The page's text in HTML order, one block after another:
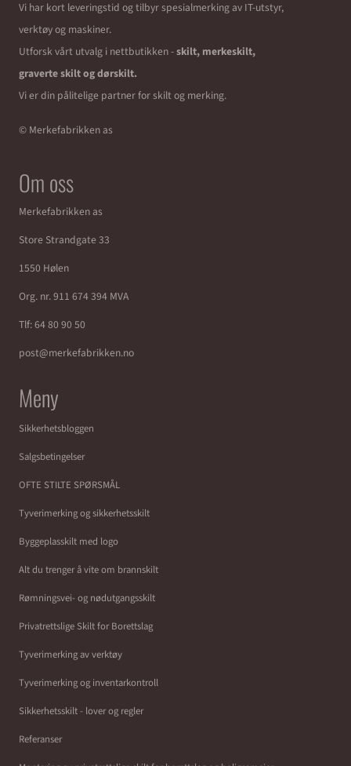
Vi har kort leveringstid og tilbyr spesialmerking av IT-utstyr,
verktøy og maskiner.
Utforsk vårt utvalg i nettbutikken -skilt, merkeskilt,
graverte skilt og dørskilt.
Vi er din pålitelige partner for skilt og merking.
© Merkefabrikken as
Om oss
Merkefabrikken as
Store Strandgate 33
1550 Hølen
Org. nr. 911 674 394 MVA
Tlf:64 80 90 50
post@merkefabrikken.no
Meny
Sikkerhetsbloggen
Salgsbetingelser
OFTE STILTE SPØRSMÅL
Tyverimerking og sikkerhetsskilt
Byggeplasskilt med logo
Alt du trenger å vite om brannskilt
Rømningsvei- og nødutgangsskilt
Privatrettslige Skilt for Borettslag
Tyverimerking av verktøy
Tyverimerking og inventarkontroll
Sikkerhetsskilt - lover og regler
Referanser